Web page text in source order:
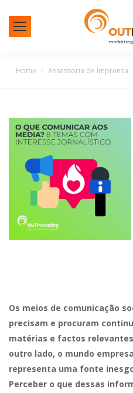
You are here:
Home Assessoria de Imprensa
Os meios de comunicação
precisam e procuram
matérias e factos
outro lado, o mundo
representa uma fonte
Perceber o que dessas